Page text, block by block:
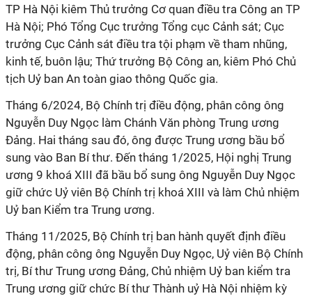
TP Hà Nội kiêm Thủ trưởng Cơ quan điều tra Công an TP
Hà Nội; Phó Tổng Cục trưởng Tổng cục Cảnh sát; Cục
trưởng Cục Cảnh sát điều tra tội phạm về tham nhũng,
kinh tế, buôn lậu; Thứ trưởng Bộ Công an, kiêm Phó Chủ
tịch Uỷ ban An toàn giao thông Quốc gia.
Tháng 6/2024, Bộ Chính trị điều động, phân công ông
Nguyễn Duy Ngọc làm Chánh Văn phòng Trung ương
Đảng. Hai tháng sau đó, ông được Trung ương bầu bổ
sung vào Ban Bí thư. Đến tháng 1/2025, Hội nghị Trung
ương 9 khoá XIII đã bầu bổ sung ông Nguyễn Duy Ngọc
giữ chức Uỷ viên Bộ Chính trị khoá XIII và làm Chủ nhiệm
Uỷ ban Kiểm tra Trung ương.
Tháng 11/2025, Bộ Chính trị ban hành quyết định điều
động, phân công ông Nguyễn Duy Ngọc, Uỷ viên Bộ Chính
trị, Bí thư Trung ương Đảng, Chủ nhiệm Uỷ ban kiểm tra
Trung ương giữ chức Bí thư Thành uỷ Hà Nội nhiệm kỳ